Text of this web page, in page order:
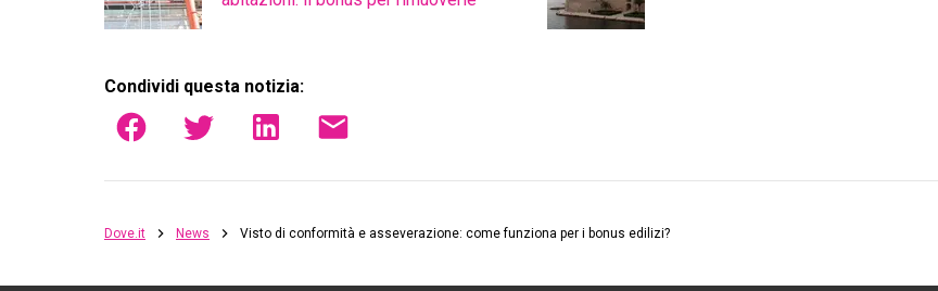
Condividi questa notizia:
Dove.it News Visto di conformità e asseverazione: come funziona per i bonus edilizi?